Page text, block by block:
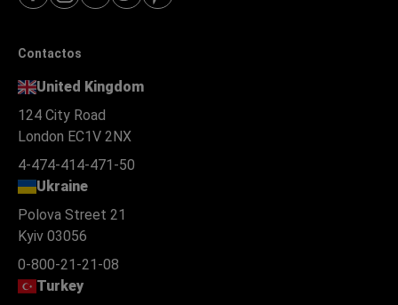
Contactos
United Kingdom
124 City Road
London EC1V 2NX
4-474-414-471-50
Ukraine
Polova Street 21
Kyiv 03056
0-800-21-21-08
Turkey